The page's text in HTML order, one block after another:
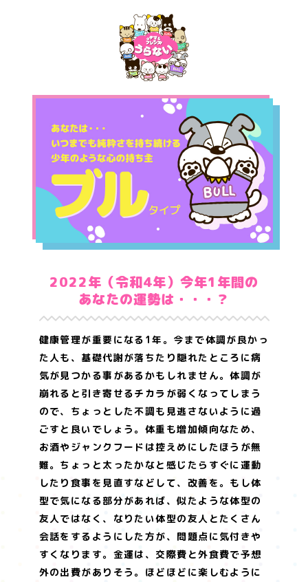
2022年（令和4年）今年1年間の
あなたの運勢は・・・？
健康管理が重要になる1年。今まで体調が良かっ
た人も、基礎代謝が落ちたり隠れたところに病
気が見つかる事があるかもしれません。体調が
崩れると引き寄せるチカラが弱くなってしまう
ので、ちょっとした不調も見逃さないように過
ごすと良いでしょう。体重も増加傾向なため、
お酒やジャンクフードは控えめにしたほうが無
難。ちょっと太ったかなと感じたらすぐに運動
したり食事を見直すなどして、改善を。もし体
型で気になる部分があれば、似たような体型の
友人ではなく、なりたい体型の友人とたくさん
会話をするようにした方が、問題点に気付きや
すくなります。金運は、交際費と外食費で予想
外の出費がありそう。ほどほどに楽しむように